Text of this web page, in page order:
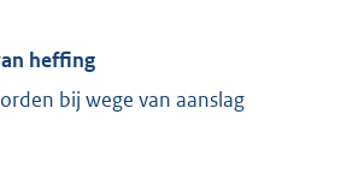
heffing
bij wege van aanslag